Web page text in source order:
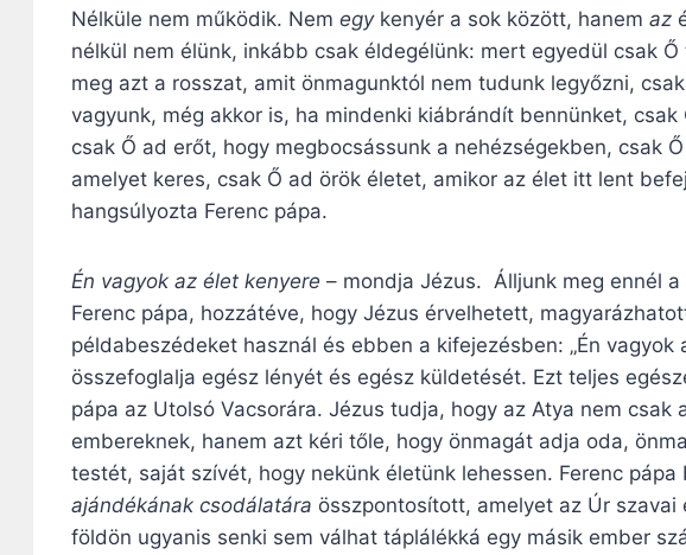
Nélküle nem működik. Nem egykenyér a sok között, hanem az
nélkül nem élünk, inkább csak éldegélünk: mert egyedül csak
meg azt a rosszat, amit önmagunktól nem tudunk legyőzni,
vagyunk, még akkor is, ha mindenki kiábrándít bennünket,
csak Ő ad erőt, hogy megbocsássunk a nehézségekben, csak
amelyet keres, csak Ő ad örök életet, amikor az élet itt lent
hangsúlyozta Ferenc pápa.
Én vagyok az élet kenyere – mondja Jézus. Álljunk meg ennél
Ferenc pápa, hozzátéve, hogy Jézus érvelhetett,
példabeszédeket használ és ebben a kifejezésben: „Én vagyok
összefoglalja egész lényét és egész küldetését. Ezt teljes
pápa az Utolsó Vacsorára. Jézus tudja, hogy az Atya nem csak
embereknek, hanem azt kéri tőle, hogy önmagát adja oda,
testét, saját szívét, hogy nekünk életünk lehessen. Ferenc
ajándékának csodálatára összpontosított, amelyet az Úr
földön ugyanis senki sem válhat táplálékká egy másik ember